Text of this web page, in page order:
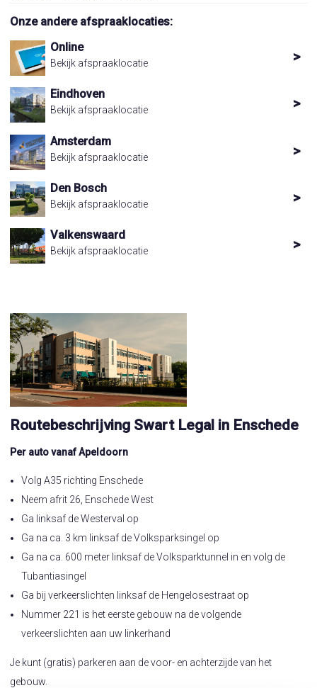
Onze andere afspraaklocaties:
Online
Bekijk afspraaklocatie
Eindhoven
Bekijk afspraaklocatie
Amsterdam
Bekijk afspraaklocatie
Den Bosch
Bekijk afspraaklocatie
Valkenswaard
Bekijk afspraaklocatie
Routebeschrijving Swart Legal in Enschede
Per auto vanaf Apeldoorn
Volg A35 richting Enschede
Neem afrit 26, Enschede West
Ga linksaf de Westerval op
Ga na ca. 3 km linksaf de Volksparksingel op
Ga na ca. 600 meter linksaf de Volksparktunnel in en volg de
Tubantiasingel
Ga bij verkeerslichten linksaf de Hengelosestraat op
Nummer 221 is het eerste gebouw na de volgende
verkeerslichten aan uw linkerhand
Je kunt (gratis) parkeren aan de voor- en achterzijde van het
gebouw.